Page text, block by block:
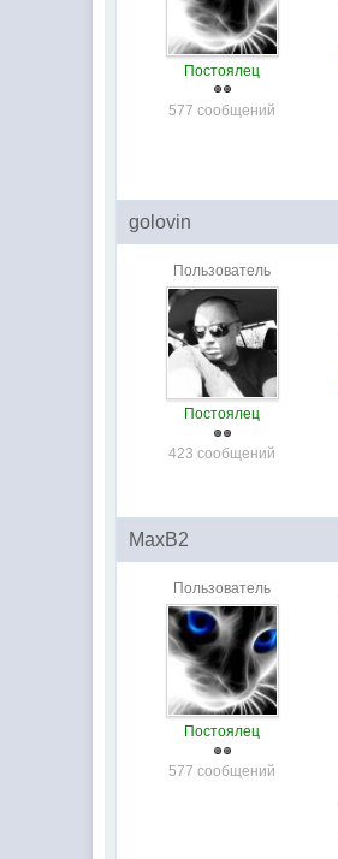
Постоялец
577 сообщений
golovin
Пользователь
Постоялец
423 сообщений
MaxB2
Пользователь
Постоялец
577 сообщений